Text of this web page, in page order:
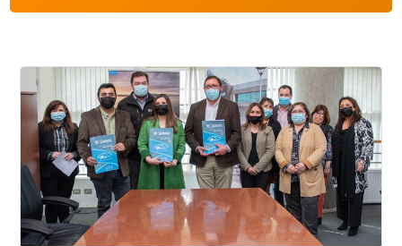
AUDIOS
VIDEOS
GALERIA DE FOTOS
APP MÓVIL